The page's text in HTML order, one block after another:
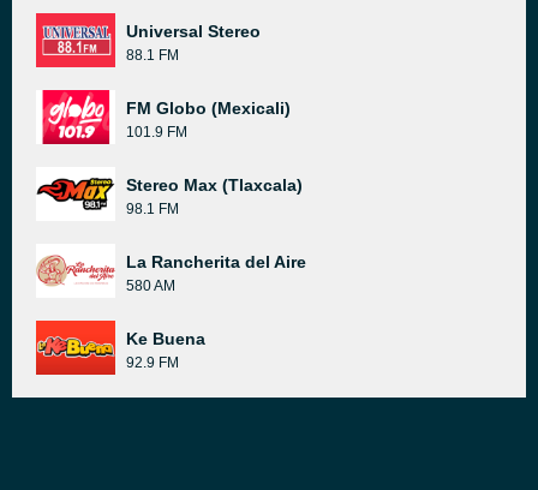
Universal Stereo
88.1 FM
FM Globo (Mexicali)
101.9 FM
Stereo Max (Tlaxcala)
98.1 FM
La Rancherita del Aire
580 AM
Ke Buena
92.9 FM